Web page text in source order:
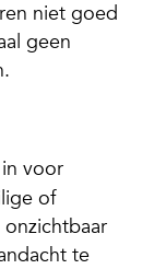
niet goed
geen
voor
of
te